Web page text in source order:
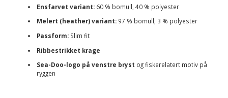
Ensfarvet variant: 60 % bomull, 40 % polyester
Melert (heather) variant: 97 % bomull, 3 % polyester
Passform: Slim fit
Ribbestrikket krage
Sea-Doo-logo på venstre bryst og fiskerelatert motiv på
ryggen